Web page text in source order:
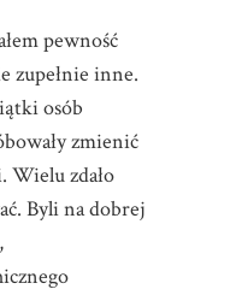
pewność
zupełnie inne.
osób
zmienić
Wielu zdało
Byli na dobrej